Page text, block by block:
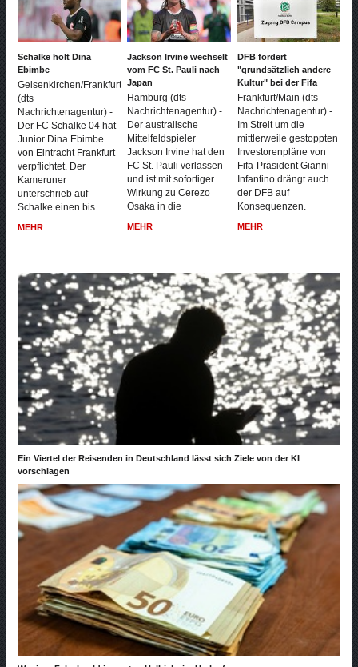
Schalke holt Dina
Ebimbe
Gelsenkirchen/Frankfurt
(dts
Nachrichtenagentur) -
Der FC Schalke 04 hat
Junior Dina Ebimbe
von Eintracht Frankfurt
verpflichtet. Der
Kameruner
unterschrieb auf
Schalke einen bis
MEHR
Jackson Irvine wechselt
vom FC St. Pauli nach
Japan
Hamburg (dts
Nachrichtenagentur) -
Der australische
Mittelfeldspieler
Jackson Irvine hat den
FC St. Pauli verlassen
und ist mit sofortiger
Wirkung zu Cerezo
Osaka in die
MEHR
DFB fordert
"grundsätzlich andere
Kultur" bei der Fifa
Frankfurt/Main (dts
Nachrichtenagentur) -
Im Streit um die
mittlerweile gestoppten
Investorenpläne von
Fifa-Präsident Gianni
Infantino drängt auch
der DFB auf
Konsequenzen.
MEHR
Ein Viertel der Reisenden in Deutschland lässt sich Ziele von der KI
vorschlagen